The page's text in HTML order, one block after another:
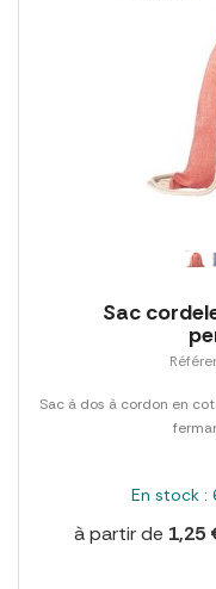
Sac
Sac à dos à cordon en
En stock :
à partir de 1,25